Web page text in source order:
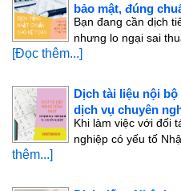
bảo mật, đúng
Bạn đang cần dịch
nhưng lo ngại sai
[Đọc thêm...]
Dịch tài liệu nội
dịch vụ chuyên
Khi làm việc với đối
nghiệp có yếu tố
thêm...]